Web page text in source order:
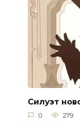
Силуэт
0 279